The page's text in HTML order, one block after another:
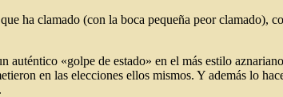
ha clamado (con la boca pequeña peor
auténtico «golpe de estado» en el más estilo
en las elecciones ellos mismos. Y además lo